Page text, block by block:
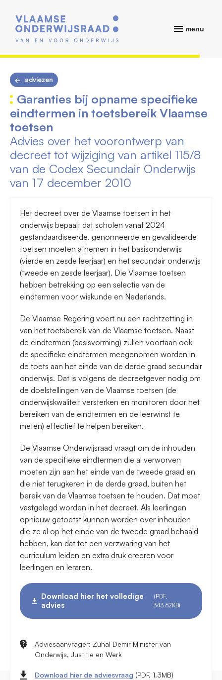
menu
adviezen
Garanties bij opname specifieke
eindtermen in toetsbereik Vlaamse
toetsen
Advies over het voorontwerp van
decreet tot wijziging van artikel 115/8
van de Codex Secundair Onderwijs
van 17 december 2010
Het decreet over de Vlaamse toetsen in het
onderwijs bepaalt dat scholen vanaf 2024
gestandaardiseerde, genormeerde en gevalideerde
toetsen moeten afnemen in het basisonderwijs
(vierde en zesde leerjaar) en het secundair onderwijs
(tweede en zesde leerjaar). Die Vlaamse toetsen
hebben betrekking op een selectie van de
eindtermen voor wiskunde en Nederlands.
De Vlaamse Regering voert nu een rechtzetting in
van het toetsbereik van de Vlaamse toetsen. Naast
de eindtermen (basisvorming) zullen voortaan ook
de specifieke eindtermen meegenomen worden in
de toets aan het einde van de derde graad secundair
onderwijs. Dat is volgens de decreetgever nodig om
de doelstellingen van de Vlaamse toetsen (de
onderwijskwaliteit versterken en monitoren door het
bereiken van de eindtermen en de leerwinst te
meten) effectief te helpen bereiken.
De Vlaamse Onderwijsraad vraagt om de inhouden
van de specifieke eindtermen die al verworven
moeten zijn aan het einde van de tweede graad en
die niet terugkeren in de derde graad, buiten het
bereik van de Vlaamse toetsen te houden. Dat moet
vastgelegd worden in het decreet. Als leerlingen
opnieuw getoetst kunnen worden over inhouden
die ze al op het einde van de tweede graad behaald
hebben, kan dat tot een verzwaring van het
curriculum leiden en extra druk creëren voor
leerlingen en leraren.
Download hier het volledige
advies
(PDF,
343.62KB)
Adviesaanvrager: Zuhal Demir Minister van
Onderwijs, Justitie en Werk
Download hier de adviesvraag (PDF, 1.3MB)